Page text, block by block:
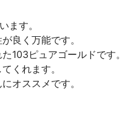
ます。
良く万能です。
103ピュアゴールドです。
くれます。
オススメです。